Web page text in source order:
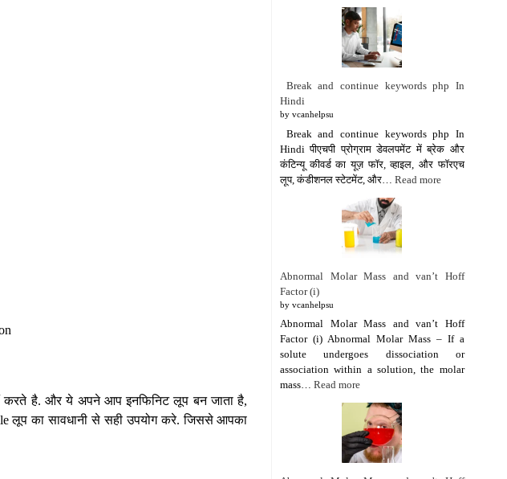
करते है. और ये अपने आप इनफिनिट लूप बन जाता है,
लूप का सावधानी से सही उपयोग करे. जिससे आपका
Break and continue keywords php In
Hindi
by vcanhelpsu
Break and continue keywords php In
Hindi पीएचपी प्रोग्राम डेवलपमेंट में ब्रेक और
कंटिन्यू कीवर्ड का यूज़ फॉर, व्हाइल, और फॉरएच
लूप, कंडीशनल स्टेटमेंट, और… Read more
Abnormal Molar Mass and van’t Hoff
Factor (i)
by vcanhelpsu
Abnormal Molar Mass and van’t Hoff
Factor (i) Abnormal Molar Mass – If a
solute undergoes dissociation or
association within a solution, the molar
mass… Read more